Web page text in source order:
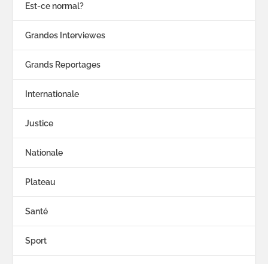
Est-ce normal?
Grandes Interviewes
Grands Reportages
Internationale
Justice
Nationale
Plateau
Santé
Sport